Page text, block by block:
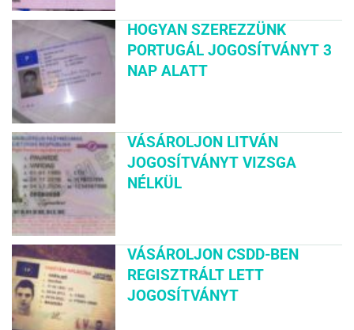
HOGYAN SZEREZZÜNK
PORTUGÁL JOGOSÍTVÁNYT 3
NAP ALATT
VÁSÁROLJON LITVÁN
JOGOSÍTVÁNYT VIZSGA
NÉLKÜL
VÁSÁROLJON CSDD-BEN
REGISZTRÁLT LETT
JOGOSÍTVÁNYT